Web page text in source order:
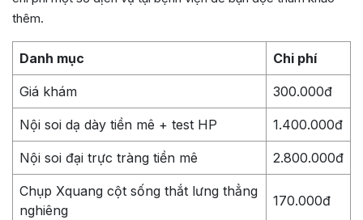
thêm.
Danh mục Chi phí
Giá khám 300.000đ
Nội soi dạ dày tiền mê + test HP 1.400.000đ
Nội soi đại trực tràng tiền mê 2.800.000đ
Chụp Xquang cột sống thắt lưng thẳng
nghiêng
170.000đ